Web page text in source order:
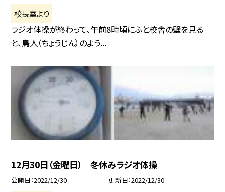
校長室より
ラジオ体操が終わって、午前8時頃にふと校舎の壁を見る
と、鳥人（ちょうじん）のよう...
12月30日（金曜日） 冬休みラジオ体操
公開日 2022/12/30 更新日 2022/12/30